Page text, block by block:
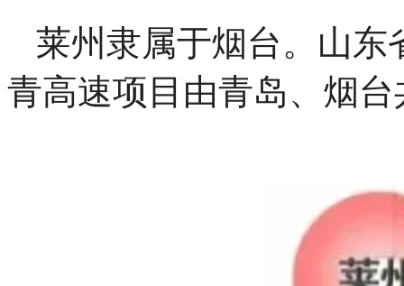
莱州隶属于烟台。山东
青高速项目由青岛、烟